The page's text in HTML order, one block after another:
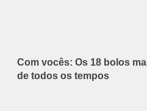
Com vocês: Os 18 bolos
de todos os tempos